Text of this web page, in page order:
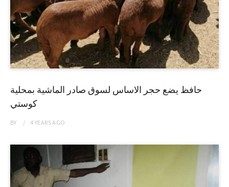
حافظ يضع حجر الاساس لسوق صادر الماشية بمحلية
كوستي
BY 4 YEARSAGO